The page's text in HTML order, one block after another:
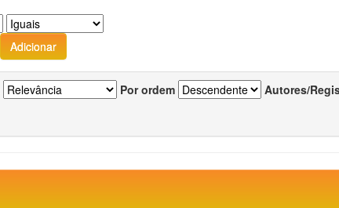
Por ordem Autores/